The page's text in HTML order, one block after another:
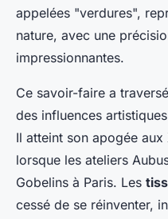
appelées "verdures",
nature, avec une
impressionnantes.
Ce savoir-faire a
des influences
Il atteint son apogée aux
lorsque les ateliers
Gobelins à Paris. Les
cessé de se réinventer,